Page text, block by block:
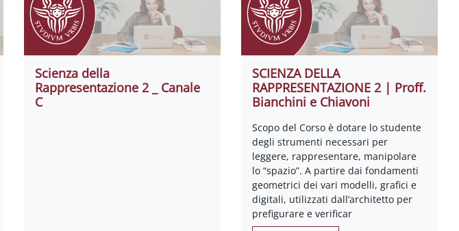
Scienza della
Rappresentazione 2 _ Canale
C
SCIENZA DELLA
RAPPRESENTAZIONE 2 | Proff.
Bianchini e Chiavoni
Scopo del Corso è dotare lo studente
degli strumenti necessari per
leggere, rappresentare, manipolare
lo “spazio”. A partire dai fondamenti
geometrici dei vari modelli, grafici e
digitali, utilizzati dall’architetto per
prefigurare e verificar